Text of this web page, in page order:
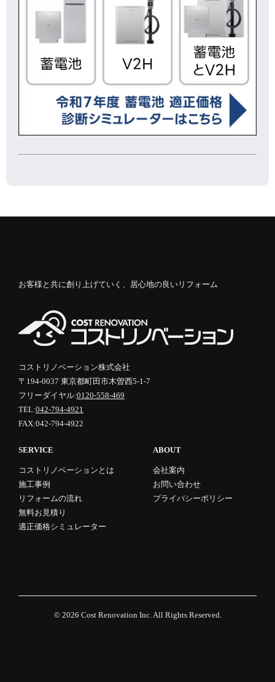
お客様と共に創り上げていく、居心地の良いリフォーム
コストリノベーション株式会社
〒194-0037 東京都町田市木曽西5-1-7
フリーダイヤル:0120-558-469
TEL:042-794-4921
FAX:042-794-4922
SERVICE
コストリノベーションとは
施工事例
リフォームの流れ
無料お見積り
適正価格シミュレーター
ABOUT
会社案内
お問い合わせ
プライバシーポリシー
© 2026 Cost Renovation Inc. All Rights Reserved.